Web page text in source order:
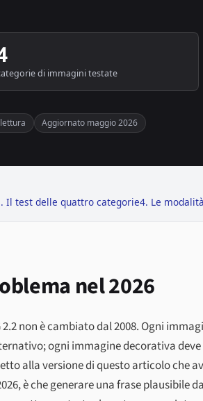
di immagini testate
Aggiornato maggio 2026
Il test delle quattro categorie4. Le
nel 2026
2.2 non è cambiato dal 2008. Ogni
ogni immagine decorativa
alla versione di questo articolo che
è che generare una frase plausibile